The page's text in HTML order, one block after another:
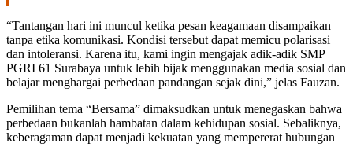
“Tantangan hari ini muncul ketika pesan keagamaan disampaikan
tanpa etika komunikasi. Kondisi tersebut dapat memicu polarisasi
dan intoleransi. Karena itu, kami ingin mengajak adik-adik SMP
PGRI 61 Surabaya untuk lebih bijak menggunakan media sosial dan
belajar menghargai perbedaan pandangan sejak dini,” jelas Fauzan.
Pemilihan tema “Bersama” dimaksudkan untuk menegaskan bahwa
perbedaan bukanlah hambatan dalam kehidupan sosial. Sebaliknya,
keberagaman dapat menjadi kekuatan yang mempererat hubungan